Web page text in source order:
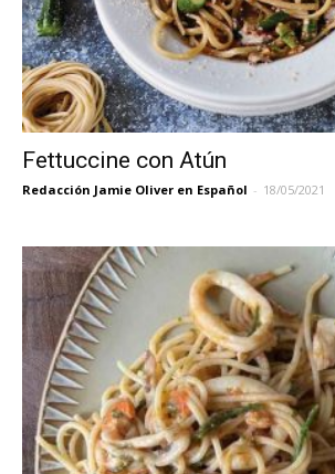
Fettuccine con Atún
Redacción Jamie Oliver en Español - 18/05/2021